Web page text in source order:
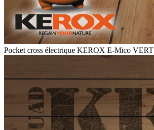
Pocket cross électrique KEROX E-Mico VERT